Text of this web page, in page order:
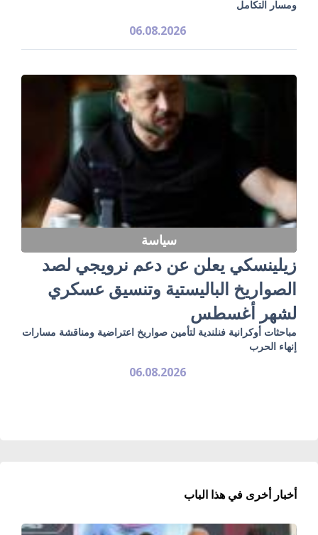
ومسار التكامل
06.08.2026
سياسة
زيلينسكي يعلن عن دعم نرويجي لصد
الصواريخ الباليستية وتنسيق عسكري
لشهر أغسطس
مباحثات أوكرانية فنلندية لتأمين صواريخ اعتراضية ومناقشة مسارات
إنهاء الحرب
06.08.2026
أخبار أخرى في هذا الباب